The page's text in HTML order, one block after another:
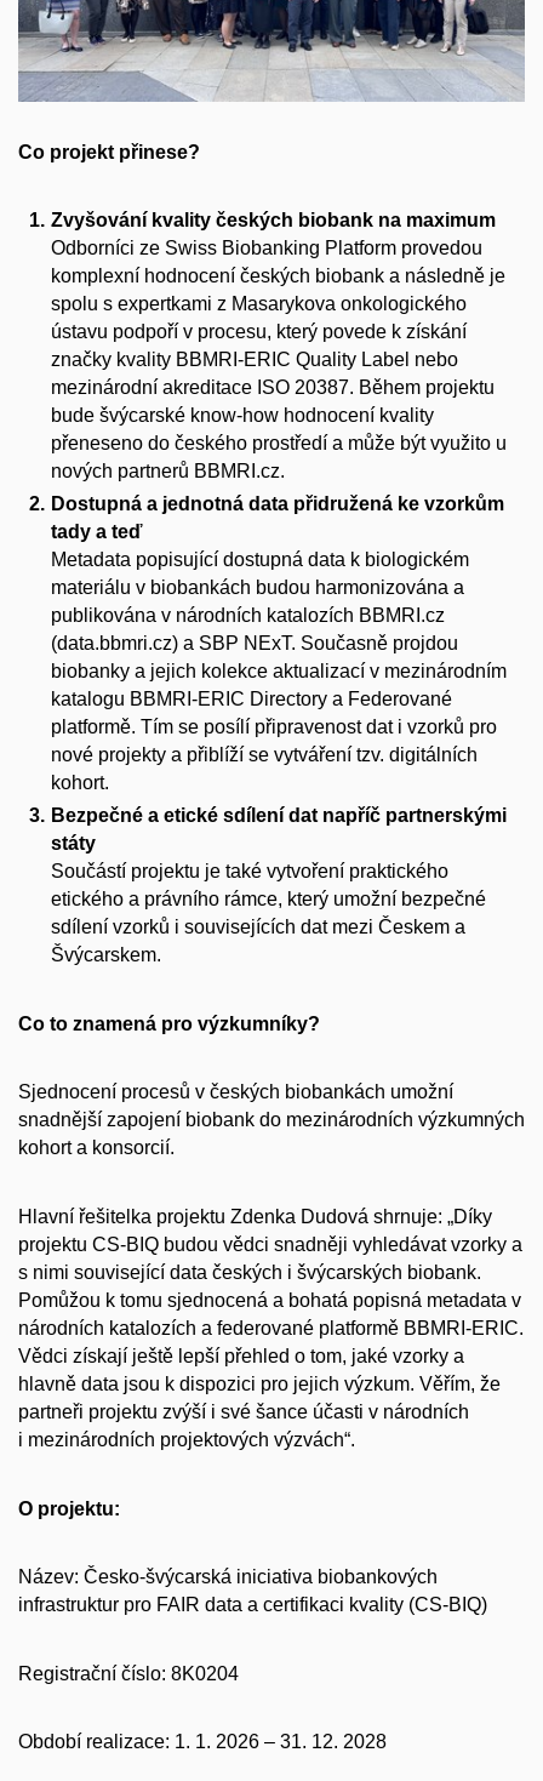
Co projekt přinese?
Zvyšování kvality českých biobank na maximum
Odborníci ze Swiss Biobanking Platform provedou
komplexní hodnocení českých biobank a následně je
spolu s expertkami z Masarykova onkologického
ústavu podpoří v procesu, který povede k získání
značky kvality BBMRI-ERIC Quality Label nebo
mezinárodní akreditace ISO 20387. Během projektu
bude švýcarské know-how hodnocení kvality
přeneseno do českého prostředí a může být využito u
nových partnerů BBMRI.cz.
Dostupná a jednotná data přidružená ke vzorkům
tady a teď
Metadata popisující dostupná data k biologickém
materiálu v biobankách budou harmonizována a
publikována v národních katalozích BBMRI.cz
(data.bbmri.cz) a SBP NExT. Současně projdou
biobanky a jejich kolekce aktualizací v mezinárodním
katalogu BBMRI-ERIC Directory a Federované
platformě. Tím se posílí připravenost dat i vzorků pro
nové projekty a přiblíží se vytváření tzv. digitálních
kohort.
Bezpečné a etické sdílení dat napříč partnerskými
státy
Součástí projektu je také vytvoření praktického
etického a právního rámce, který umožní bezpečné
sdílení vzorků i souvisejících dat mezi Českem a
Švýcarskem.
Co to znamená pro výzkumníky?
Sjednocení procesů v českých biobankách umožní
snadnější zapojení biobank do mezinárodních výzkumných
kohort a konsorcií.
Hlavní řešitelka projektu Zdenka Dudová shrnuje: „Díky
projektu CS-BIQ budou vědci snadněji vyhledávat vzorky a
s nimi související data českých i švýcarských biobank.
Pomůžou k tomu sjednocená a bohatá popisná metadata v
národních katalozích a federované platformě BBMRI-ERIC.
Vědci získají ještě lepší přehled o tom, jaké vzorky a
hlavně data jsou k dispozici pro jejich výzkum. Věřím, že
partneři projektu zvýší i své šance účasti v národních
i mezinárodních projektových výzvách“.
O projektu:
Název: Česko-švýcarská iniciativa biobankových
infrastruktur pro FAIR data a certifikaci kvality (CS-BIQ)
Registrační číslo: 8K0204
Období realizace: 1. 1. 2026 – 31. 12. 2028